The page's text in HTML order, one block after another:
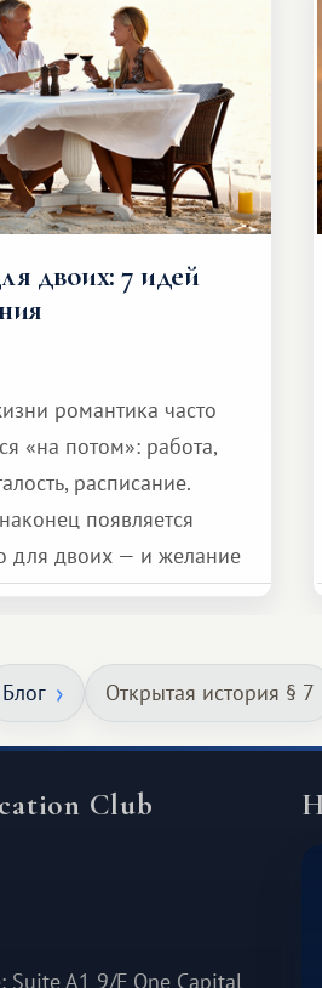
двоих: 7 идей
романтика часто
«на потом»: работа,
расписание.
появляется
для двоих — и желание
человека что-то
тёплое
:)
Блог Открытая история § 7
Club
Suite A1 9/F One Capital